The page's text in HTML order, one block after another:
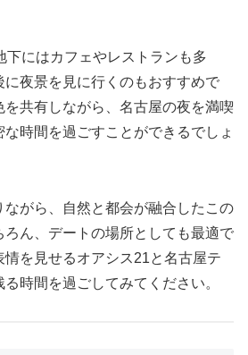
下にはカフェやレストランも多
に夜景を見に行くのもおすすめで
共有しながら、名古屋の夜を満喫
時間を過ごすことができるでしょ
がら、自然と都会が融合したこの
ろん、デートの場所としても最適で
を見せるオアシス21と名古屋テ
時間を過ごしてみてください。